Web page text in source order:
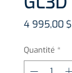
4 995,00 $
Quantité *